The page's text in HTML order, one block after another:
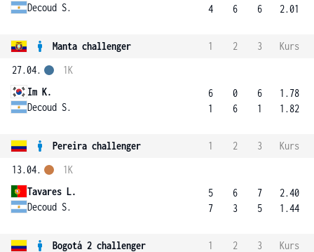
Decoud S.
4
6
6
2.01
Manta challenger 1 2 3
Kurs
27.04.
Im K.
Decoud S.
1K
6
1
0
6
6
1
1.78
1.82
Pereira challenger 1 2 3
Kurs
13.04.
Tavares L.
Decoud S.
1K
5
7
6
3
7
5
2.40
1.44
Bogotá 2 challenger 1 2 3
Kurs